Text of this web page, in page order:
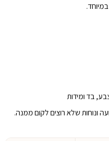
בד ומידות
ונוחות שלא רוצים לקום ממנה.